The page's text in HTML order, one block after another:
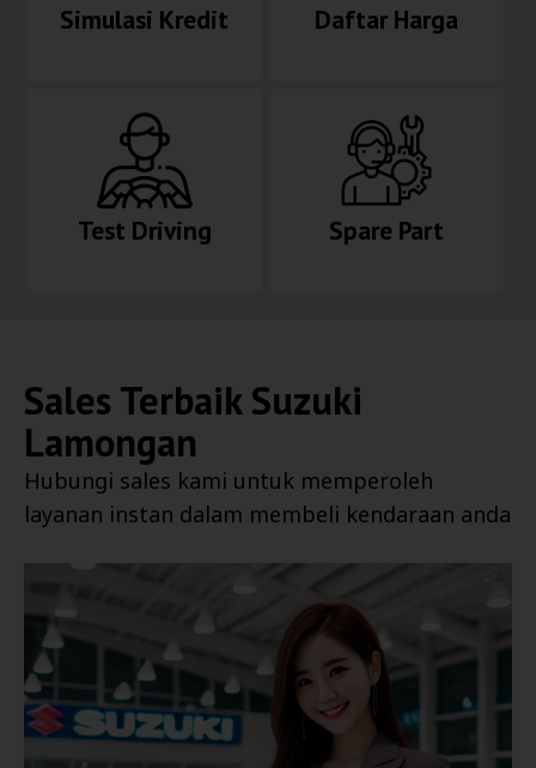
Simulasi Kredit Daftar Harga
Test Driving Spare Part
Sales TerbaikSuzuki
Lamongan
Hubungi sales kami untuk memperoleh
layanan instan dalam membeli kendaraan anda